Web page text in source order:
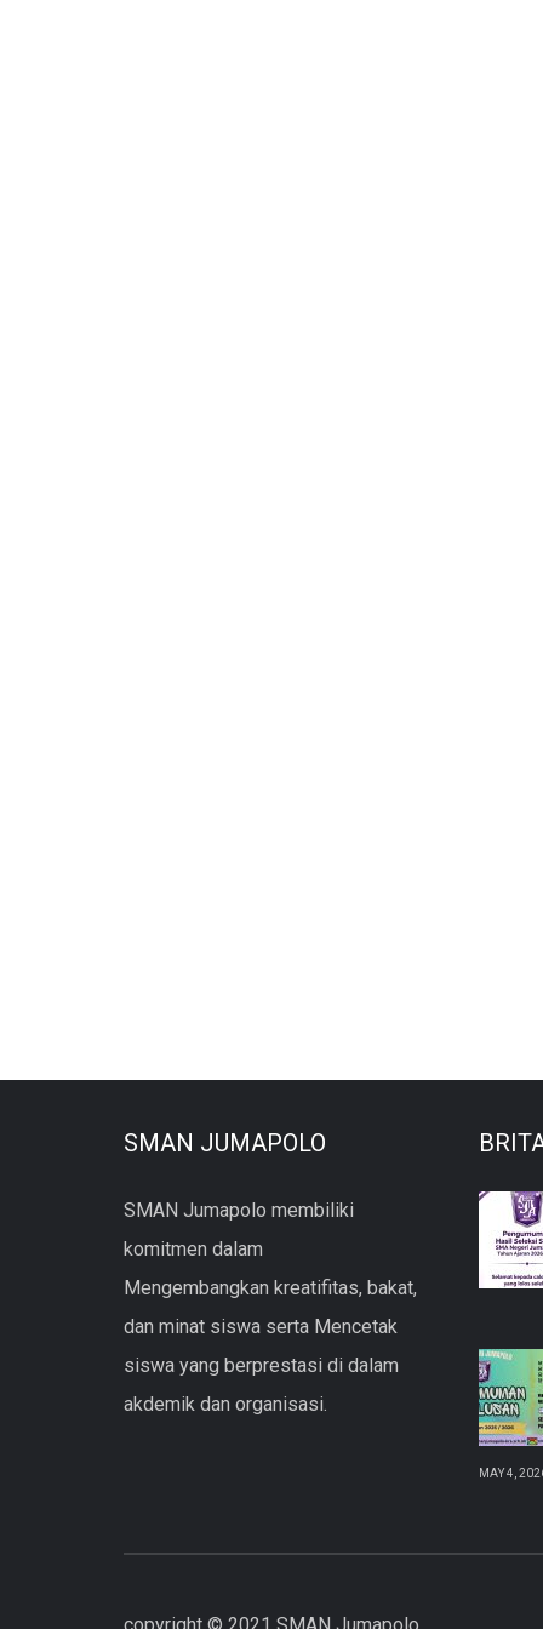
SMAN JUMAPOLO
SMAN Jumapolo membiliki
komitmen dalam
Mengembangkan kreatifitas, bakat,
dan minat siswa serta Mencetak
siswa yang berprestasi di dalam
akdemik dan organisasi.
MAY 4,